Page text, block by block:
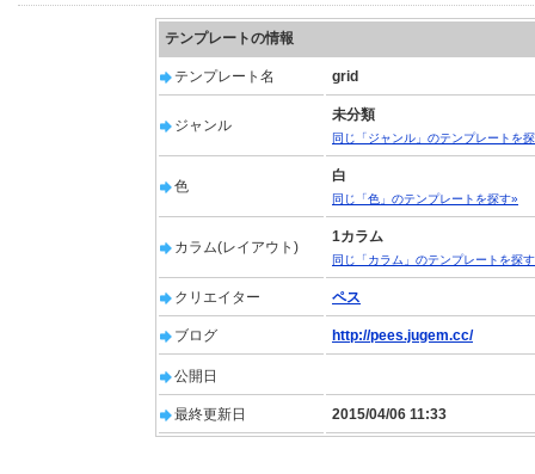
テンプレートの情報
テンプレート名 grid
ジャンル
未分類
同じ「ジャンル」のテンプレートを
色
白
同じ「色」のテンプレートを探す»
カラム(レイアウト)
1カラム
同じ「カラム」のテンプレートを探
クリエイター ペス
ブログ http://pees.jugem.cc/
公開日
最終更新日 2015/04/06 11:33